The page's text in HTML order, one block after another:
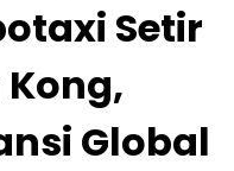
Setir
Global